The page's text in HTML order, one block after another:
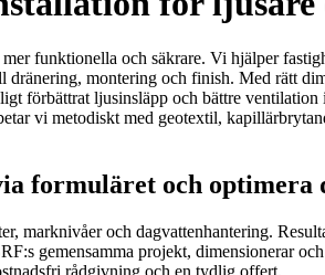
funktionella och säkrare. Vi hjälper
montering och finish. Med rätt
förbättrat ljusinsläpp och bättre
vi metodiskt med geotextil,
formuläret och optimera
marknivåer och dagvattenhantering.
gemensamma projekt, dimensionerar
rådgivning och en tydlig offert.